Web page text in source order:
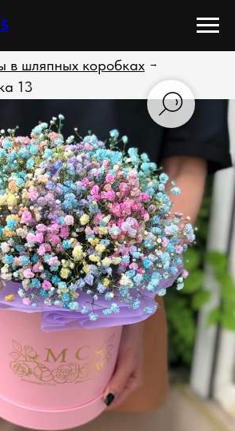
в шляпных коробках →
13